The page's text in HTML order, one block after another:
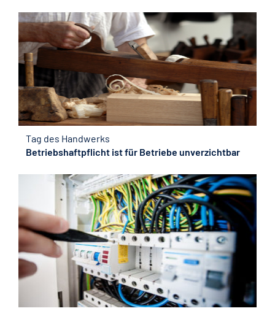
Tag des Handwerks
Betriebshaftpflicht ist für Betriebe unverzichtbar